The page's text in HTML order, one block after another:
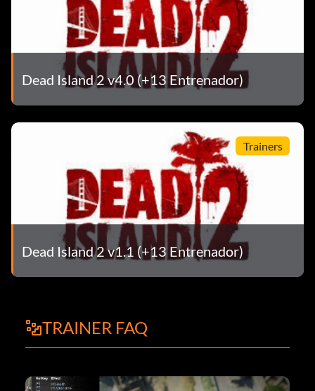
Dead Island 2 v4.0 (+13 Entrenador)
Trainers
Dead Island 2 v1.1 (+13 Entrenador)
TRAINER FAQ